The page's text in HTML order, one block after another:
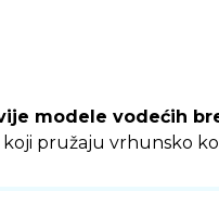
modele vodećih
pružaju vrhunsko